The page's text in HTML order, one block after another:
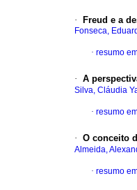
· Freud e a
Fonseca,
· resumo
· A
Silva, Cláudia
· resumo
· O conceito
Almeida,
· resumo